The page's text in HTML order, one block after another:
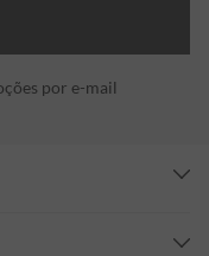
por e-mail